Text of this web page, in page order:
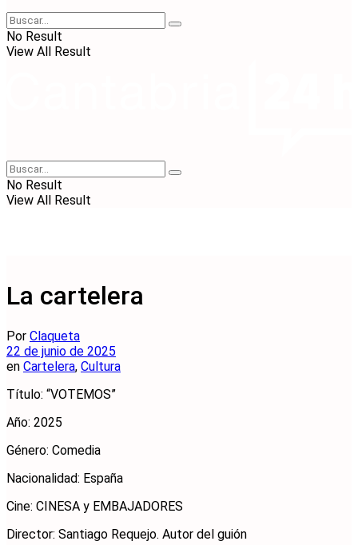
No Result
View All Result
No Result
View All Result
La cartelera
Por Claqueta
22 de junio de 2025
en Cartelera, Cultura
Título: “VOTEMOS”
Año: 2025
Género: Comedia
Nacionalidad: España
Cine: CINESA y EMBAJADORES
Director: Santiago Requejo. Autor del guión